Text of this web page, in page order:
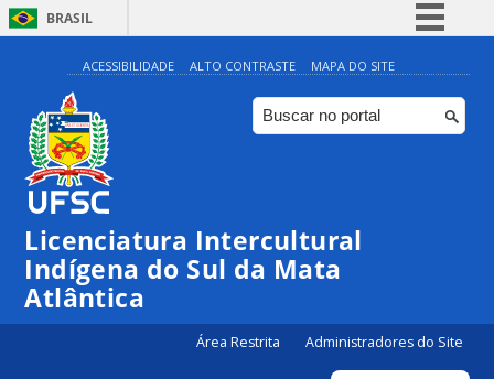
BRASIL
Simplifique!
Comunica BR
Participe
Canais
ACESSIBILIDADE ALTO CONTRASTE MAPA DO SITE
Licenciatura Intercultural
Indígena do Sul da Mata
Atlântica
Área Restrita Administradores do Site